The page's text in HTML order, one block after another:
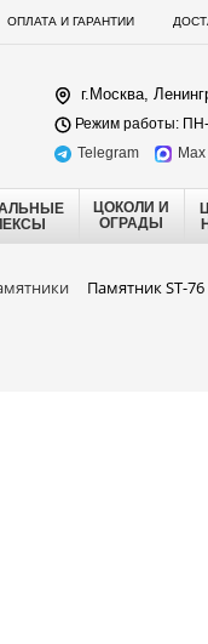
ОПЛАТА И ГАРАНТИИ
г.Москва,
Режим работы:
Telegram
Max
ЦОКОЛИ И
ОГРАДЫ
Памятник ST-76